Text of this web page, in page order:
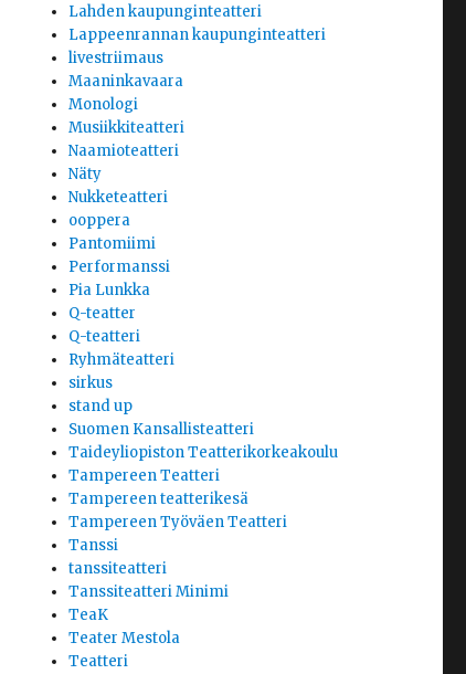
Lahden kaupunginteatteri
Lappeenrannan kaupunginteatteri
livestriimaus
Maaninkavaara
Monologi
Musiikkiteatteri
Naamioteatteri
Näty
Nukketeatteri
ooppera
Pantomiimi
Performanssi
Pia Lunkka
Q-teatter
Q-teatteri
Ryhmäteatteri
sirkus
stand up
Suomen Kansallisteatteri
Taideyliopiston Teatterikorkeakoulu
Tampereen Teatteri
Tampereen teatterikesä
Tampereen Työväen Teatteri
Tanssi
tanssiteatteri
Tanssiteatteri Minimi
TeaK
Teater Mestola
Teatteri